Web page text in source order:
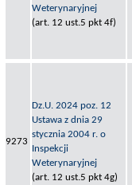
Weterynaryjnej
(art. 12 ust.5 pkt 4f)
9273
Dz.U. 2024 poz. 12
Ustawa z dnia 29
stycznia 2004 r. o
Inspekcji
Weterynaryjnej
(art. 12 ust.5 pkt 4g)